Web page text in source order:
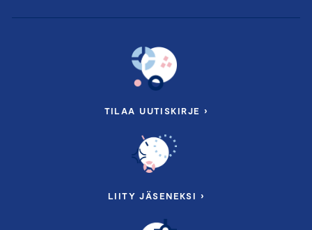
TILAA UUTISKIRJE ›
LIITY JÄSENEKSI ›